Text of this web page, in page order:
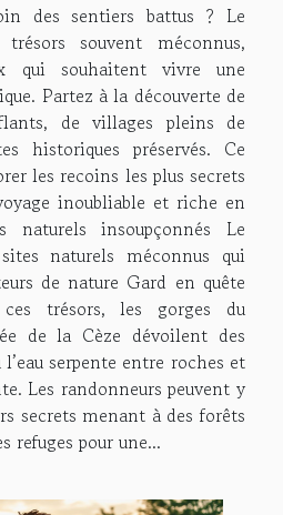
des sentiers battus ? Le
souvent méconnus,
qui souhaitent vivre une
Partez à la découverte de
de villages pleins de
historiques préservés. Ce
les recoins les plus secrets
inoubliable et riche en
naturels insoupçonnés Le
naturels méconnus qui
de nature Gard en quête
ces trésors, les gorges du
de la Cèze dévoilent des
l’eau serpente entre roches et
Les randonneurs peuvent y
secrets menant à des forêts
refuges pour une...